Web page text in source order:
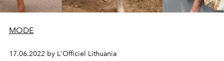
MODE
17.06.2022 by L'Officiel Lithuania